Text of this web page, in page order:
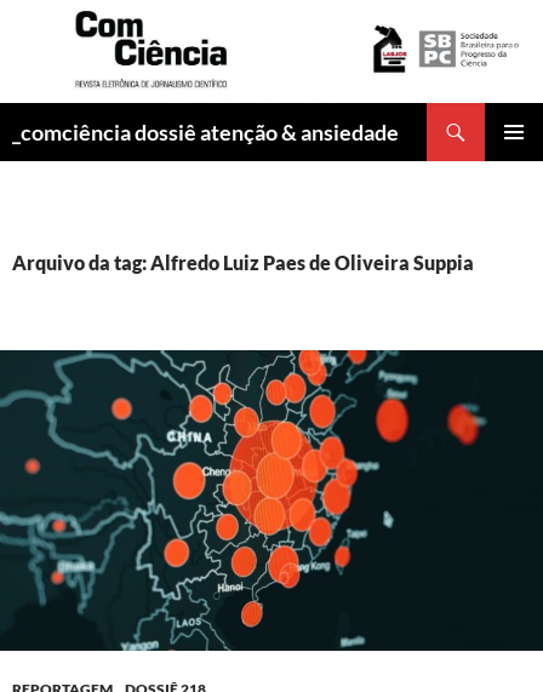
_comciência dossiê atenção & ansiedade
Arquivo da tag: Alfredo Luiz Paes de Oliveira Suppia